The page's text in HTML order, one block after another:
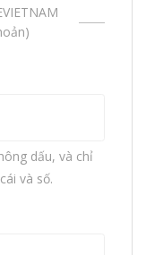
dấu, và chỉ
và số.